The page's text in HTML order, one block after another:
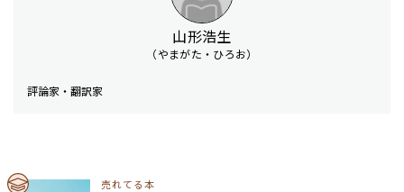
山形浩生
（やまがた・ひろお）
評論家・翻訳家
売れてる本